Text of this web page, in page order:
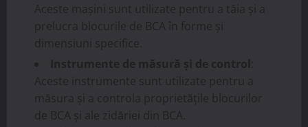
Aceste mașini sunt utilizate pentru a tăia și a
prelucra blocurile de BCA în forme și
dimensiuni specifice.
Instrumente de măsură și de control
Aceste instrumente sunt utilizate pentru a
măsura și a controla proprietățile blocurilor
de BCA și ale zidăriei din BCA.